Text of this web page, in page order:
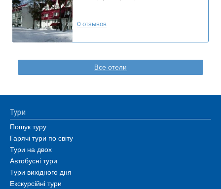
0 отзывов
Все отели
Тури
Пошук туру
Гарячі тури по світу
Тури на двох
Автобусні тури
Тури вихідного дня
Екскурсійні тури